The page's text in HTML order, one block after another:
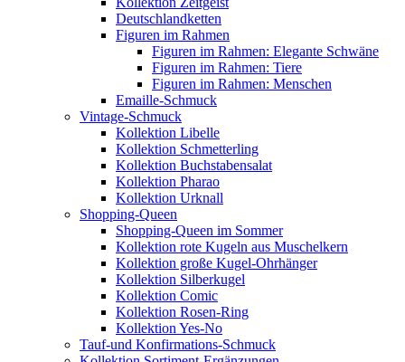
Deutschlandketten
Figuren im Rahmen
Figuren im Rahmen: Elegante Schwäne
Figuren im Rahmen: Tiere
Figuren im Rahmen: Menschen
Emaille-Schmuck
Vintage-Schmuck
Kollektion Libelle
Kollektion Schmetterling
Kollektion Buchstabensalat
Kollektion Pharao
Kollektion Urknall
Shopping-Queen
Shopping-Queen im Sommer
Kollektion rote Kugeln aus Muschelkern
Kollektion große Kugel-Ohrhänger
Kollektion Silberkugel
Kollektion Comic
Kollektion Rosen-Ring
Kollektion Yes-No
Tauf-und Konfirmations-Schmuck